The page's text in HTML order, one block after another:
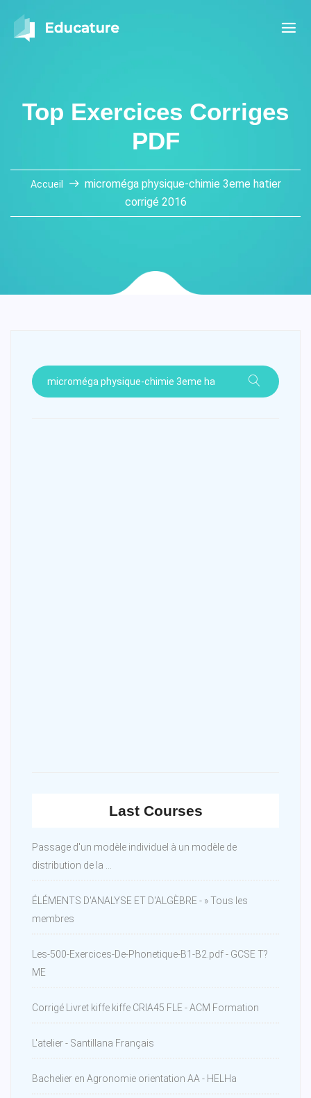
Top Exercices Corriges
PDF
Accueil
microméga physique-chimie 3eme hatier
corrigé 2016
Last Courses
Passage d'un modèle individuel à un modèle de
distribution de la ...
ÉLÉMENTS D'ANALYSE ET D'ALGÈBRE - » Tous les
membres
Les-500-Exercices-De-Phonetique-B1-B2.pdf - GCSE T?
ME
Corrigé Livret kiffe kiffe CRIA45 FLE - ACM Formation
L'atelier - Santillana Français
Bachelier en Agronomie orientation AA - HELHa